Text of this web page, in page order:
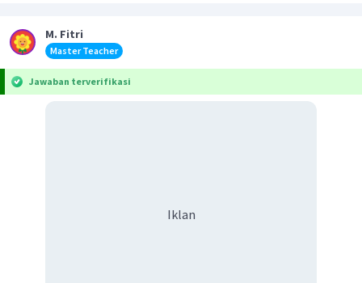
M. Fitri
Master Teacher
Jawaban terverifikasi
Iklan